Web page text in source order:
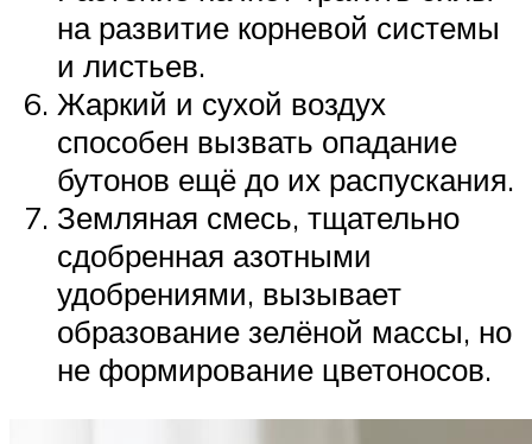
на развитие корневой системы
и листьев.
Жаркий и сухой воздух
способен вызвать опадание
бутонов ещё до их распускания.
Земляная смесь, тщательно
сдобренная азотными
удобрениями, вызывает
образование зелёной массы, но
не формирование цветоносов.